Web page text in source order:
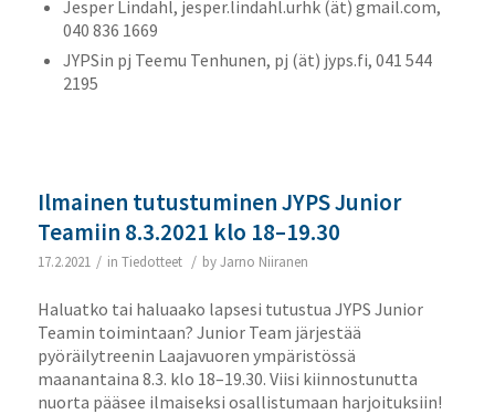
Jesper Lindahl, jesper.lindahl.urhk (ät) gmail.com,
040 836 1669
JYPSin pj Teemu Tenhunen, pj (ät) jyps.fi, 041 544
2195
Ilmainen tutustuminen JYPS Junior
Teamiin 8.3.2021 klo 18–19.30
17.2.2021 / in Tiedotteet / byJarno Niiranen
Haluatko tai haluaako lapsesi tutustua JYPS Junior
Teamin toimintaan? Junior Team järjestää
pyöräilytreenin Laajavuoren ympäristössä
maanantaina 8.3. klo 18–19.30. Viisi kiinnostunutta
nuorta pääsee ilmaiseksi osallistumaan harjoituksiin!